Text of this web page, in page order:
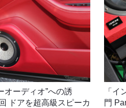
オーディオ”への誘
ドアを超高級スピーカ
「イ
門